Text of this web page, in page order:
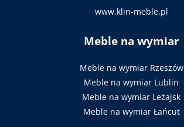
www.klin-meble.pl
Meble na wymiar
Meble na wymiar Rzeszów
Meble na wymiar Lublin
Meble na wymiar Leżajsk
Meble na wymiar Łańcut